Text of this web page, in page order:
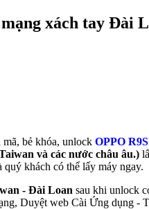
xách tay Đài
bẻ khóa, unlock OPPO R9S
và các nước châu âu.)
quý khách có thể lấy máy ngay.
- Đài Loan sau khi unlock
Duyệt web Cài Ứng dụng